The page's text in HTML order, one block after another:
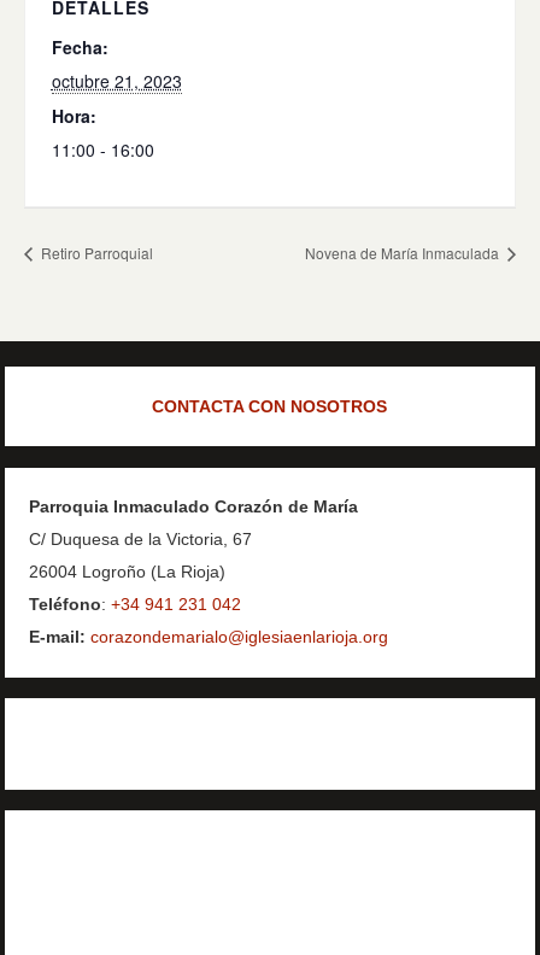
DETALLES
Fecha:
octubre 21, 2023
Hora:
11:00 - 16:00
Retiro Parroquial Novena de María Inmaculada
CONTACTA CON NOSOTROS
Parroquia Inmaculado Corazón de María
C/ Duquesa de la Victoria, 67
26004 Logroño (La Rioja)
Teléfono:+34 941 231 042
E-mail: corazondemarialo@iglesiaenlarioja.org